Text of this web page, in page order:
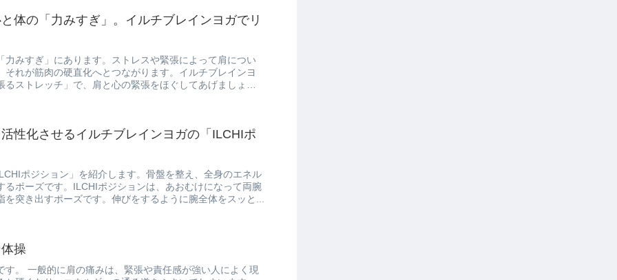
体の「力みすぎ」。イルチブレインヨガでリ
力みすぎ」にあります。ストレスや緊張によって肩につい
それが筋肉の硬直化へとつながります。イルチブレインヨ
るストレッチ」で、肩と心の緊張をほぐしてあげましょ
性化させるイルチブレインヨガの「ILCHIポ
ポジション」を紹介します。骨盤を整え、全身のエネル
るポーズです。ILCHIポジションは、あおむけになって両腕
を突き出すポーズです。伸びをするように腕全体をスッと...
操
す。 一般的に肩の痛みは、緊張や責任感が強い人によく現